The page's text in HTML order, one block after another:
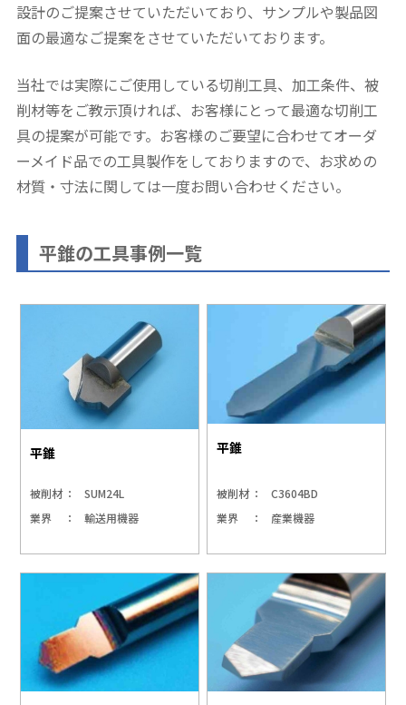
設計のご提案させていただいており、サンプルや製品図
面の最適なご提案をさせていただいております。
当社では実際にご使用している切削工具、加工条件、被
削材等をご教示頂ければ、お客様にとって最適な切削工
具の提案が可能です。お客様のご要望に合わせてオーダ
ーメイド品での工具製作をしておりますので、お求めの
材質・寸法に関しては一度お問い合わせください。
平錐の工具事例一覧
平錐
被削材
SUM24L
業界
輸送用機器
平錐
被削材
C3604BD
業界
産業機器